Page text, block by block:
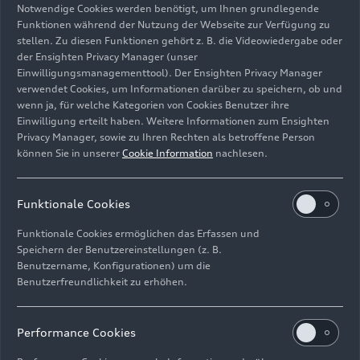
AUDI E7X
Bild-Nr: A260801 · Copyright: AUDI AG
Rechte: Verwendung für Pressezwecke honorarfrei
ImpressumRechtliches
Hinweisgebersystem
Notwendige Cookies werden benötigt, um Ihnen grundlegende
Funktionen während der Nutzung der Webseite zur Verfügung zu
stellen. Zu diesen Funktionen gehört z. B. die Videowiedergabe oder
der Ensighten Privacy Manager (unser
Einwilligungsmanagementtool). Der Ensighten Privacy Manager
verwendet Cookies, um Informationen darüber zu speichern, ob und
wenn ja, für welche Kategorien von Cookies Benutzer ihre
Einwilligung erteilt haben. Weitere Informationen zum Ensighten
Privacy Manager, sowie zu Ihren Rechten als betroffene Person
können Sie in unserer Cookie Information nachlesen.
Funktionale Cookies
Funktionale Cookies ermöglichen das Erfassen und
Speichern der Benutzereinstellungen (z. B.
Benutzername, Konfigurationen) um die
Benutzerfreundlichkeit zu erhöhen.
Performance Cookies